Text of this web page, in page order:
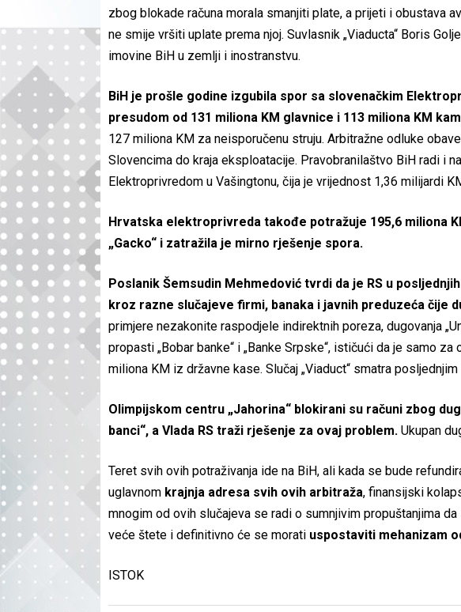
zbog blokade računa morala smanjiti plate, a prijeti i obustava
ne smije vršiti uplate prema njoj. Suvlasnik „Viaducta“ Boris
imovine BiH u zemlji i inostranstvu.
BiH je prošle godine izgubila spor sa slovenačkim
presudom od 131 miliona KM glavnice i 113 miliona KM
127 miliona KM za neisporučenu struju. Arbitražne odluke
Slovencima do kraja eksploatacije. Pravobranilaštvo BiH radi i
Elektroprivredom u Vašingtonu, čija je vrijednost 1,36 milijardi
Hrvatska elektroprivreda takođe potražuje 195,6 miliona
„Gacko“ i zatražila je mirno rješenje spora.
Poslanik Šemsudin Mehmedović tvrdi da je RS u
kroz razne slučajeve firmi, banaka i javnih preduzeća čije
primjere nezakonite raspodjele indirektnih poreza, dugovanja
propasti „Bobar banke“ i „Banke Srpske“, ističući da je samo
miliona KM iz državne kase. Slučaj „Viaduct“ smatra
Olimpijskom centru „Jahorina“ blokirani su računi zbog
banci“, a Vlada RS traži rješenje za ovaj problem. Ukupan
Teret svih ovih potraživanja ide na BiH, ali kada se bude
uglavnom krajnja adresa svih ovih arbitraža, finansijski
mnogim od ovih slučajeva se radi o sumnjivim propuštanjima
veće štete i definitivno će se morati uspostaviti mehanizam
ISTOK